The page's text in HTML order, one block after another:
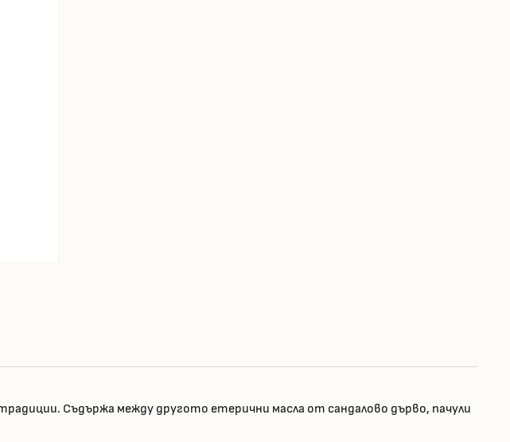
Съдържа между другото етерични масла от сандалово дърво, пачули